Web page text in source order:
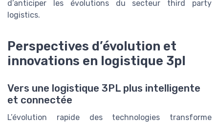
d’anticiper les évolutions du secteur third party
logistics.
Perspectives d’évolution et
innovations en logistique 3pl
Vers une logistique 3PL plus intelligente
et connectée
L’évolution rapide des technologies transforme